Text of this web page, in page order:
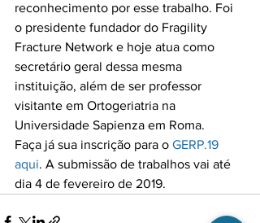
reconhecimento por esse trabalho. Foi
o presidente fundador do Fragility
Fracture Network e hoje atua como
secretário geral dessa mesma
instituição, além de ser professor
visitante em Ortogeriatria na
Universidade Sapienza em Roma.
Faça já sua inscrição para o GERP.19
aqui. A submissão de trabalhos vai até
dia 4 de fevereiro de 2019.